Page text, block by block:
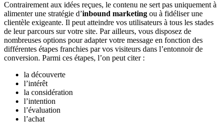
Contrairement aux idées reçues, le contenu ne sert pas uniquement à
alimenter une stratégie d’inbound marketing ou à fidéliser une
clientèle exigeante. Il peut atteindre vos utilisateurs à tous les stades
de leur parcours sur votre site. Par ailleurs, vous disposez de
nombreuses options pour adapter votre message en fonction des
différentes étapes franchies par vos visiteurs dans l’entonnoir de
conversion. Parmi ces étapes, l’on peut citer :
la découverte
l’intérêt
la considération
l’intention
l’évaluation
l’achat